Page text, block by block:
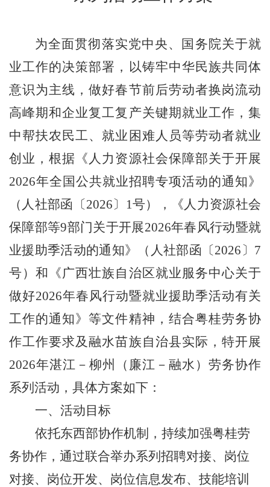
为全面贯彻落实党中央、国务院关于就
业工作的决策部署，以铸牢中华民族共同体
意识为主线，做好春节前后劳动者换岗流动
高峰期和企业复工复产关键期就业工作，集
中帮扶农民工、就业困难人员等劳动者就业
创业，根据《人力资源社会保障部关于开展
2026年全国公共就业招聘专项活动的通知》
（人社部函〔2026〕 1号），《人力资源社会
保障部等9部门关于开展2026年春风行动暨就
业援助季活动的通知》（人社部函〔2026 〕 7
号）和《广西壮族自治区就业服务中心关于
做好2026年春风行动暨就业援助季活动有关
工作的通知》等文件精神， 结合粤桂劳务协
作工作要求及融水苗族自治县实际， 特开展
2026年湛江 － 柳州（廉江 － 融水）劳务协作
系列活动 ，具体方案如下：
一、 活动目标
依托东西部协作机制，持续加强粤桂劳
务协作， 通过联合举办系列招聘对接、岗位
对接、岗位开发、 岗位信息发布、技能培训